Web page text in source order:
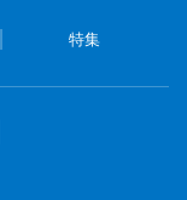
特集